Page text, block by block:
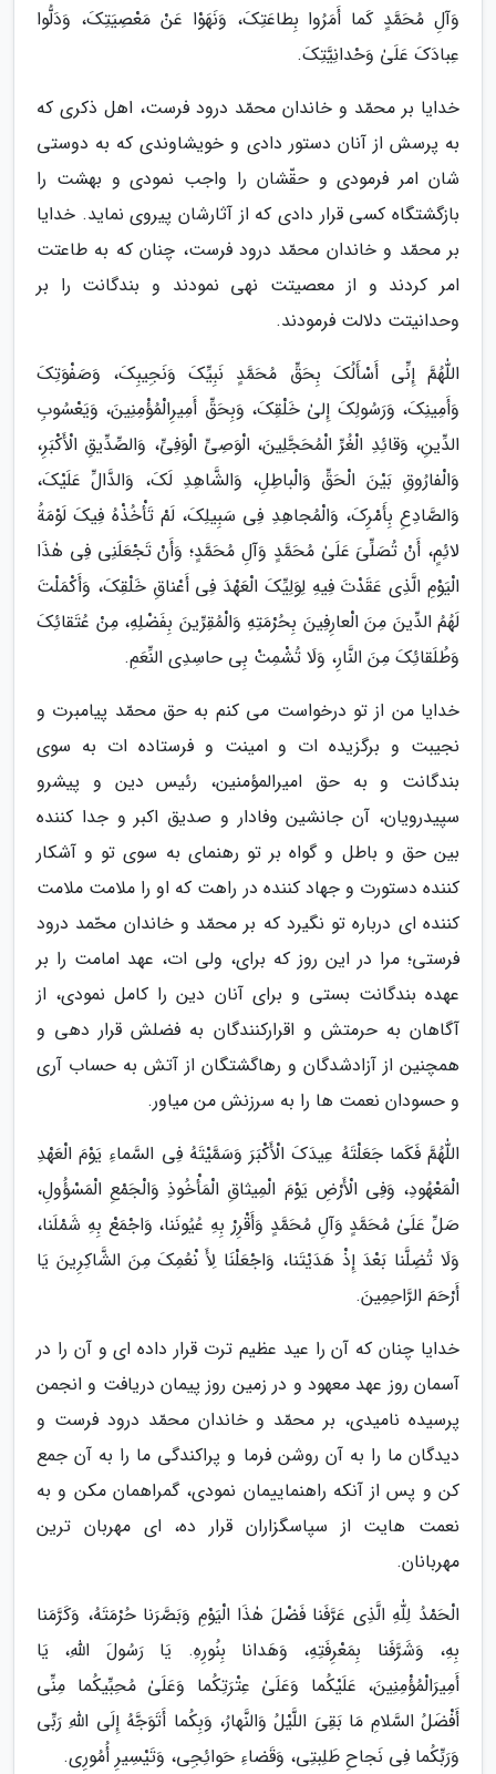
وَآلِ مُحَمَّدٍ کَما أَمَرُوا بِطاعَتِکَ، وَنَهَوْا عَنْ مَعْصِیَتِکَ، وَدَلُّوا
عِبادَکَ عَلَىٰ وَحْدانِیَّتِکَ.
خدایا بر محمّد و خاندان محمّد درود فرست، اهل ذکری که
به پرسش از آنان دستور دادی و خویشاوندی که به دوستی
شان امر فرمودی و حقّشان را واجب نمودی و بهشت را
بازگشتگاه کسی قرار دادی که از آثارشان پیروی نماید. خدایا
بر محمّد و خاندان محمّد درود فرست، چنان که به طاعتت
امر کردند و از معصیتت نهی نمودند و بندگانت را بر
وحدانیتت دلالت فرمودند.
اللّٰهُمَّ إِنِّى أَسْأَلُکَ بِحَقِّ مُحَمَّدٍ نَبِیِّکَ وَنَجِیبِکَ، وَصَفْوَتِکَ
وَأَمِینِکَ، وَرَسُولِکَ إِلىٰ خَلْقِکَ، وَبِحَقِّ أَمِیرِالْمُؤْمِنِینَ، وَیَعْسُوبِ
الدِّینِ، وَقائِدِ الْغُرِّ الْمُحَجَّلِینَ، الْوَصِیِّ الْوَفِیِّ، وَالصِّدِّیقِ الْأَکْبَرِ،
وَالْفارُوقِ بَیْنَ الْحَقِّ وَالْباطِلِ، وَالشَّاهِدِ لَکَ، وَالدَّالِّ عَلَیْکَ،
وَالصَّادِعِ بِأَمْرِکَ، وَالْمُجاهِدِ فِى سَبِیلِکَ، لَمْ تَأْخُذْهُ فِیکَ لَوْمَةُ
لائِمٍ، أَنْ تُصَلِّىَ عَلَىٰ مُحَمَّدٍ وَآلِ مُحَمَّدٍ؛ وَأَنْ تَجْعَلَنِى فِى هٰذَا
الْیَوْمِ الَّذِى عَقَدْتَ فِیهِ لِوَلِیِّکَ الْعَهْدَ فِى أَعْناقِ خَلْقِکَ، وَأَکْمَلْتَ
لَهُمُ الدِّینَ مِنَ الْعارِفِینَ بِحُرْمَتِهِ وَالْمُقِرِّینَ بِفَضْلِهِ، مِنْ عُتَقائِکَ
وَطُلَقائِکَ مِنَ النَّارِ، وَلَا تُشْمِتْ بِى حاسِدِى النِّعَمِ.
خدایا من از تو درخواست می کنم به حق محمّد پیامبرت و
نجیبت و برگزیده ات و امینت و فرستاده ات به سوی
بندگانت و به حق امیرالمؤمنین، رئیس دین و پیشرو
سپیدرویان، آن جانشین وفادار و صدیق اکبر و جدا کننده
بین حق و باطل و گواه بر تو رهنمای به سوی تو و آشکار
کننده دستورت و جهاد کننده در راهت که او را ملامت ملامت
کننده ای درباره تو نگیرد که بر محمّد و خاندان محّمد درود
فرستی؛ مرا در این روز که برای، ولی ات، عهد امامت را بر
عهده بندگانت بستی و برای آنان دین را کامل نمودی، از
آگاهان به حرمتش و اقرارکنندگان به فضلش قرار دهی و
همچنین از آزادشدگان و رهاگشتگان از آتش به حساب آری
و حسودان نعمت ها را به سرزنش من میاور.
اللّٰهُمَّ فَکَما جَعَلْتَهُ عِیدَکَ الْأَکْبَرَ وَسَمَّیْتَهُ فِى السَّماءِ یَوْمَ الْعَهْدِ
الْمَعْهُودِ، وَفِى الْأَرْضِ یَوْمَ الْمِیثاقِ الْمَأْخُوذِ وَالْجَمْعِ الْمَسْؤُولِ،
صَلِّ عَلَىٰ مُحَمَّدٍ وَآلِ مُحَمَّدٍ وَأَقْرِرْ بِهِ عُیُونَنا، وَاجْمَعْ بِهِ شَمْلَنا،
وَلَا تُضِلَّنا بَعْدَ إِذْ هَدَیْتَنا، وَاجْعَلْنَا لِأَ نْعُمِکَ مِنَ الشَّاکِرِینَ یَا
أَرْحَمَ الرَّاحِمِینَ.
خدایا چنان که آن را عید عظیم ترت قرار داده ای و آن را در
آسمان روز عهد معهود و در زمین روز پیمان دریافت و انجمن
پرسیده نامیدی، بر محمّد و خاندان محمّد درود فرست و
دیدگان ما را به آن روشن فرما و پراکندگی ما را به آن جمع
کن و پس از آنکه راهنماییمان نمودی، گمراهمان مکن و به
نعمت هایت از سپاسگزاران قرار ده، ای مهربان ترین
مهربانان.
الْحَمْدُ لِلّٰهِ الَّذِى عَرَّفَنا فَضْلَ هٰذَا الْیَوْمِ وَبَصَّرَنا حُرْمَتَهُ، وَکَرَّمَنا
بِهِ، وَشَرَّفَنا بِمَعْرِفَتِهِ، وَهَدانا بِنُورِهِ. یَا رَسُولَ اللّٰهِ، یَا
أَمِیرَالْمُؤْمِنِینَ، عَلَیْکُما وَعَلَىٰ عِتْرَتِکُما وَعَلَىٰ مُحِبِّیکُما مِنِّى
أَفْضَلُ السَّلامِ مَا بَقِىَ اللَّیْلُ وَالنَّهارُ، وَبِکُما أَتَوَجَّهُ إِلَى اللّٰهِ رَبِّى
وَرَبِّکُما فِى نَجاحِ طَلِبتِى، وَقَضاءِ حَوائِجِى، وَتَیْسِیرِ أُمُورِى.